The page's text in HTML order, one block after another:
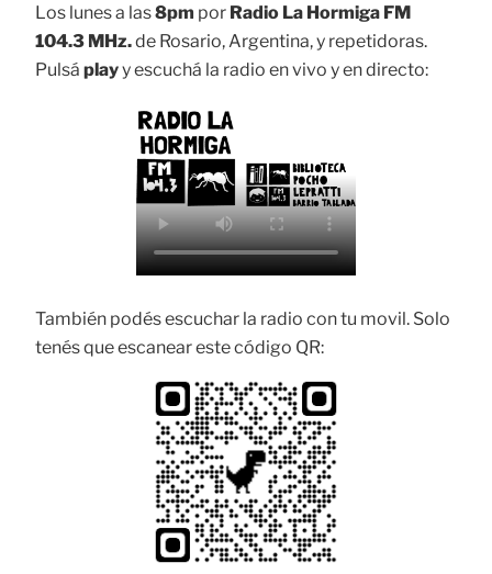
Los lunes a las8pm por Radio La Hormiga FM
104.3 MHz.de Rosario, Argentina, y repetidoras.
Pulsá playy escuchá la radio en vivo y en directo:
También podés escuchar la radio con tu movil. Solo
tenés que escanear este código QR: